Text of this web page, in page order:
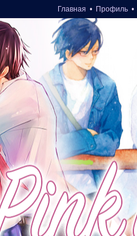
Главная • Профиль •